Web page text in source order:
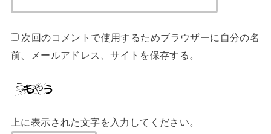
次回のコメントで使用するためブラウザーに自分の名
前、メールアドレス、サイトを保存する。
上に表示された文字を入力してください。